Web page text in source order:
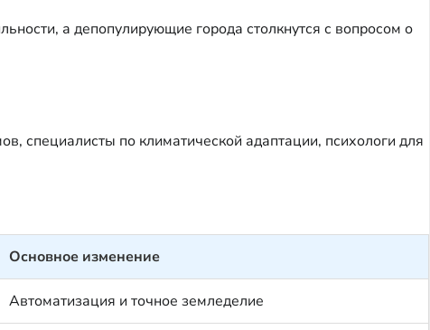
а депопулирующие города столкнутся с вопросом о
специалисты по климатической адаптации, психологи для
Основное изменение
Автоматизация и точное земледелие